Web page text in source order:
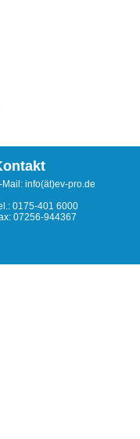
Mail: info(ät)ev-pro.de
0175-401 6000
07256-944367